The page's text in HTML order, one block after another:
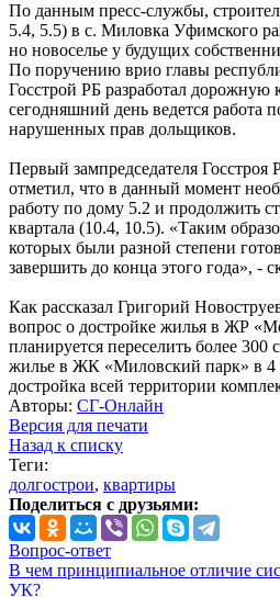
По данным пресс-службы,
5.4, 5.5) в с. Миловка Уфимского
но новоселье у будущих
По поручению врио главы
Госстрой РБ разработал дорожную
сегодняшний день ведется работа
нарушенных прав дольщиков.
Первый зампредседателя Госстроя
отметил, что в данный момент
работу по дому 5.2 и продолжить
квартала (10.4, 10.5). «Таким
которых были разной степени
завершить до конца этого года», -
Как рассказал Григорий
вопрос о достройке жилья в ЖР
планируется переселить более 300
жилье в ЖК «Миловский парк» в 4
достройка всей территории
Авторы: СГ-Онлайн
Версия для печати
Назад к списку
Теги:
долгострои, квартиры
Поделиться с друзьями:
Вопрос-ответ
В чем принципиальное отличие
УК?